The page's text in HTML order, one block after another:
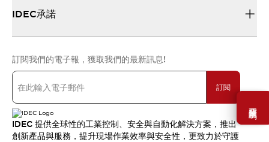
需要幫助嗎？
IDEC承諾
訂閱我們的電子報，獲取我們的最新訊息!
訂閱
IDEC 提供全球性的工業控制、安全與自動化解決方案，推出
創新產品與服務，提升現場作業效率與安全性，更致力於守護